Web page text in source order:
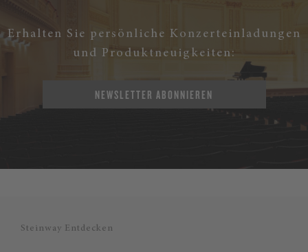
Erhalten Sie persönliche Konzerteinladungen
und Produktneuigkeiten:
NEWSLETTER ABONNIEREN
Steinway Entdecken